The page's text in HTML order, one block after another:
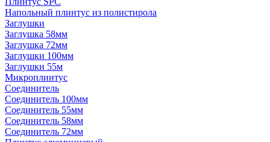
Напольный плинтус из полистирола
Заглушки
Заглушка 58мм
Заглушка 72мм
Заглушки 100мм
Заглушки 55м
Микроплинтус
Соединитель
Соединитель 100мм
Соединитель 55мм
Соединитель 58мм
Соединитель 72мм